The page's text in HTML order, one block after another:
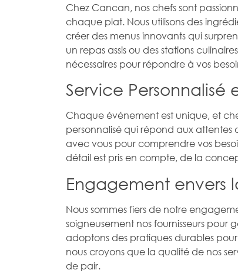
Chez Cancan, nos chefs sont
chaque plat. Nous utilisons des
créer des menus innovants qui
un repas assis ou des stations
nécessaires pour répondre à vos
Service Personnalisé
Chaque événement est unique, et
personnalisé qui répond aux
avec vous pour comprendre vos
détail est pris en compte, de la
Engagement envers
Nous sommes fiers de notre
soigneusement nos fournisseurs pour
adoptons des pratiques durables
nous croyons que la qualité de nos
de pair.